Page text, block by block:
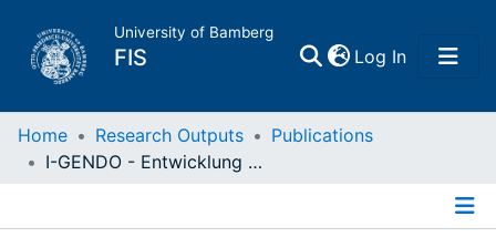
University of Bamberg
FIS Log In(current)
Home
Home Research Outputs
Publications
I-GENDO - Entwicklung und Evaluation einer app-basierten gendersensiblen psychologischen Intervention bei Übergewicht und Adipositas